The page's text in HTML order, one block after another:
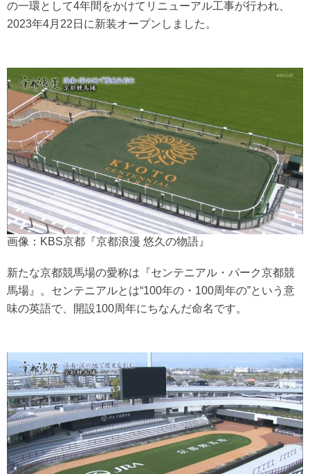
の一環として4年間をかけてリニューアル工事が行われ、
2023年4月22日に新装オープンしました。
画像：KBS京都『京都浪漫 悠久の物語』
新たな京都競馬場の愛称は『センテニアル・パーク京都競
馬場』。センテニアルとは“100年の・100周年の”という意
味の英語で、開設100周年にちなんだ命名です。